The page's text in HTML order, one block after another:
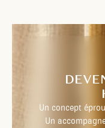
Un concept
Un